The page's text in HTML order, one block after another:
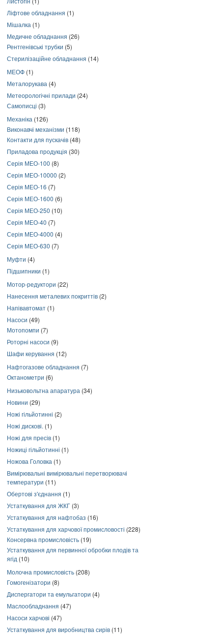
Ліфтове обладнання (1)
Мішалка (1)
Медичне обладнання (26)
Рентгенівські трубки (5)
Стерилізаційне обладнання (14)
МЕОФ (1)
Металорукава (4)
Метеорологічні прилади (24)
Самописці (3)
Механіка (126)
Виконавчі механізми (118)
Контакти для пускачів (48)
Приладова продукція (30)
Серія МЕО-100 (8)
Серія МЕО-10000 (2)
Серія МЕО-16 (7)
Серія МЕО-1600 (6)
Серія МЕО-250 (10)
Серія МЕО-40 (7)
Серія МЕО-4000 (4)
Серія МЕО-630 (7)
Муфти (4)
Підшипники (1)
Мотор-редуктори (22)
Нанесення металевих покриттів (2)
Напівавтомат (1)
Насоси (49)
Мотопомпи (7)
Роторні насоси (9)
Шафи керування (12)
Нафтогазове обладнання (7)
Октанометри (6)
Низьковольтна апаратура (34)
Новини (29)
Ножі гільйотинні (2)
Ножі дискові. (1)
Ножі для пресів (1)
Ножиці гільйотинні (1)
Ножова Головка (1)
Вимірювальні вимірювальні перетворювачі
температури (11)
Обертові з'єднання (1)
Устаткування для ЖКГ (3)
Устаткування для нафтобаз (16)
Устаткування для харчової промисловості (228)
Консервна промисловість (19)
Устаткування для первинної обробки плодів та
ягід (10)
Молочна промисловість (208)
Гомогенізатори (8)
Диспергатори та емульгатори (4)
Маслообладнання (47)
Насоси харчові (47)
Устаткування для виробництва сирів (11)